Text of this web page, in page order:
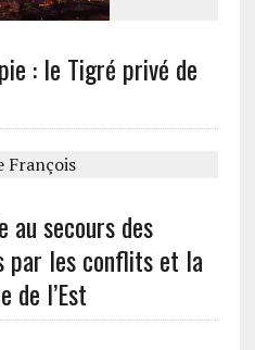
: le Tigré privé de
au secours des
par les conflits et la
de l’Est